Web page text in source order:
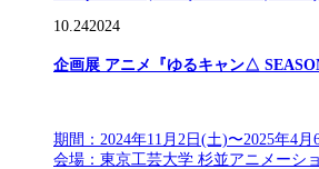
10.242024
企画展 アニメ『ゆるキャン△
期間：2024年11月2日(土)〜2025年4月
会場：東京工芸大学 杉並アニメーシ